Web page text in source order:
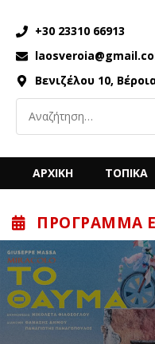
+30 23310 66913
Βενιζέλου 10,
ΑΡΧΙΚΗ ΤΟΠΙΚΑ
ΠΡΌΓΡΑΜΜΑ
Οι Salonique